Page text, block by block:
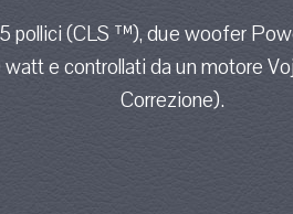
pollici (CLS ™), due woofer
e controllati da un motore
Correzione).